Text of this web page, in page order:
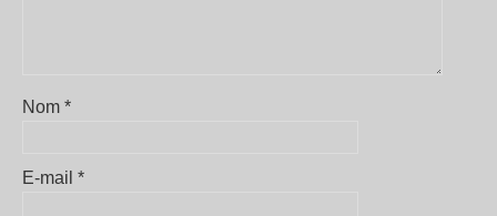
Nom *
E-mail *